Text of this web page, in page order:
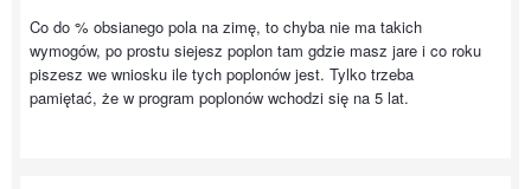
Co do % obsianego pola na zimę, to chyba nie ma takich
wymogów, po prostu siejesz poplon tam gdzie masz jare i co roku
piszesz we wniosku ile tych poplonów jest. Tylko trzeba
pamiętać, że w program poplonów wchodzi się na 5 lat.